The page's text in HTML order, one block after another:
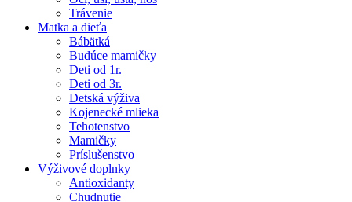
Trávenie
Matka a dieťa
Bábätká
Budúce mamičky
Deti od 1r.
Deti od 3r.
Detská výživa
Kojenecké mlieka
Tehotenstvo
Mamičky
Príslušenstvo
Výživové doplnky
Antioxidanty
Chudnutie